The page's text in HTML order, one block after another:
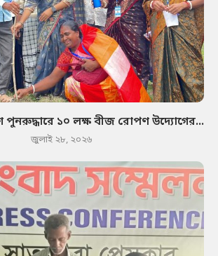
১০ লক্ষ বীজ রোপণ উদ্যোগের...
জুলাই ২৮, ২০২৬